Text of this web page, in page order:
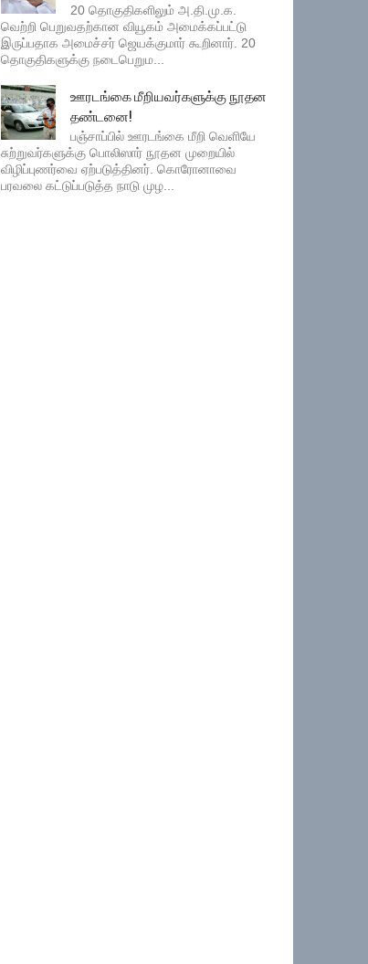
20 தொகுதிகளிலும் அ.தி.மு.க.
வெற்றி பெறுவதற்கான வியூகம் அமைக்கப்பட்டு
இருப்பதாக அமைச்சர் ஜெயக்குமார் கூறினார். 20
தொகுதிகளுக்கு நடைபெறும...
ஊரடங்கை மீறியவர்களுக்கு நூதன
தண்டனை!
பஞ்சாப்பில் ஊரடங்கை மீறி வெளியே
சுற்றுவர்களுக்கு பொலிஸார் நூதன முறையில்
விழிப்புணர்வை ஏற்படுத்தினர். கொரோனாவை
பரவலை கட்டுப்படுத்த நாடு முழ...